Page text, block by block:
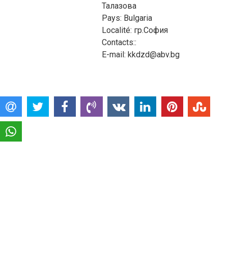
Талазова
Pays: Bulgaria
Localité: гр.София
Contacts::
E-mail: kkdzd@abv.bg